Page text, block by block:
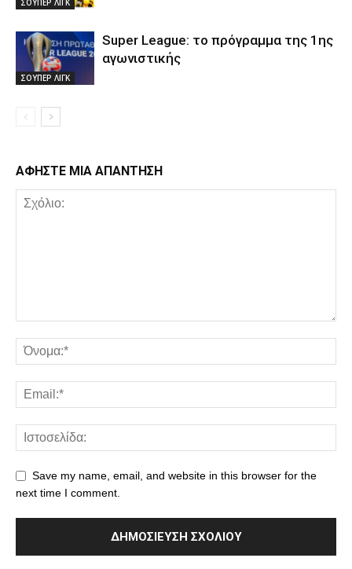
ΣΟΥΠΕΡ ΛΙΓΚ
ΣΟΥΠΕΡ ΛΙΓΚ
Super League: το πρόγραμμα της 1ης
αγωνιστικής
ΑΦΗΣΤΕ ΜΙΑ ΑΠΑΝΤΗΣΗ
Save my name, email, and website in this browser for the
next time I comment.